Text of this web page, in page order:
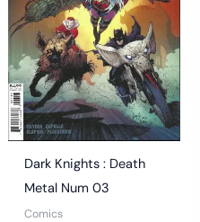
Dark Knights : Death
Metal Num 03
Comics
Les
être
sur